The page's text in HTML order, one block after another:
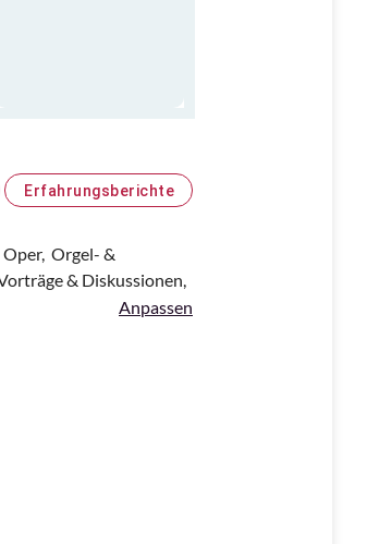
Erfahrungsberichte
Oper, Orgel- &
& Diskussionen,
Anpassen